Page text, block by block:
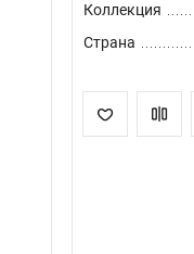
Коллекция
Страна